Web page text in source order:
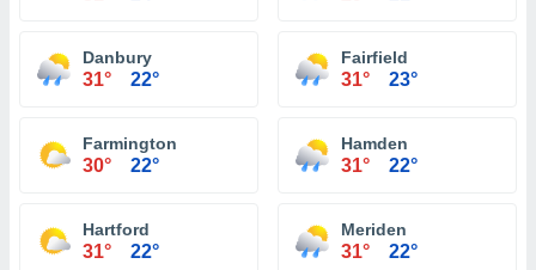
Danbury
31° 22°
Fairfield
31° 23°
Farmington
30° 22°
Hamden
31° 22°
Hartford
31° 22°
Meriden
31° 22°